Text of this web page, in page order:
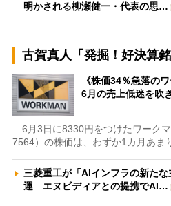
明かされる柳瀬健一・代表の思…
古賀真人「発掘！好決算銘
《株価34％急落の
6月の売上低迷を吹
6月3日に8330円をつけたワークマ
7564）の株価は、わずか1カ月あま
三菱重工が「AIインフラの新た
運 エヌビディアとの提携でAI…